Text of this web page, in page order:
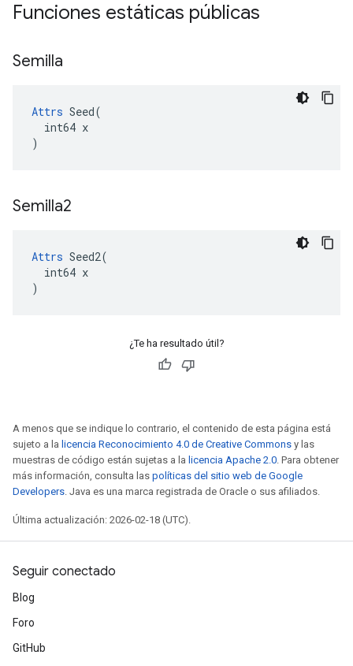
Funciones estáticas públicas
Semilla
Attrs Seed(
  int64 x
)
Semilla2
Attrs Seed2(
  int64 x
)
¿Te ha resultado útil?
A menos que se indique lo contrario, el contenido de esta página está
sujeto a la licencia Reconocimiento 4.0 de Creative Commons y las
muestras de código están sujetas a la licencia Apache 2.0. Para obtener
más información, consulta las políticas del sitio web de Google
Developers. Java es una marca registrada de Oracle o sus afiliados.
Última actualización: 2026-02-18 (UTC).
Seguir conectado
Blog
Foro
GitHub